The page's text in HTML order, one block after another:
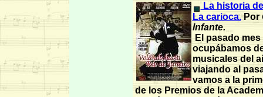
La historia
La carioca. Por
Infante.
El pasado
ocupábamos
musicales del
viajando al
vamos a la
de los Premios de la